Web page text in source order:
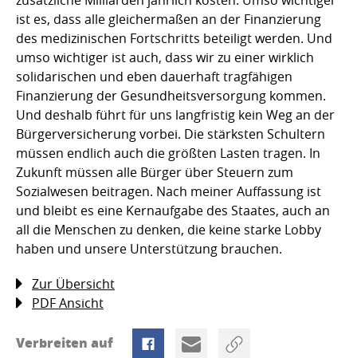
ist es, dass alle gleichermaßen an der Finanzierung
des medizinischen Fortschritts beteiligt werden. Und
umso wichtiger ist auch, dass wir zu einer wirklich
solidarischen und eben dauerhaft tragfähigen
Finanzierung der Gesundheitsversorgung kommen.
Und deshalb führt für uns langfristig kein Weg an der
Bürgerversicherung vorbei. Die stärksten Schultern
müssen endlich auch die größten Lasten tragen. In
Zukunft müssen alle Bürger über Steuern zum
Sozialwesen beitragen. Nach meiner Auffassung ist
und bleibt es eine Kernaufgabe des Staates, auch an
all die Menschen zu denken, die keine starke Lobby
haben und unsere Unterstützung brauchen.
Zur Übersicht
PDF Ansicht
Verbreiten auf